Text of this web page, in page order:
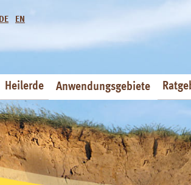
DE EN
Heilerde Anwendungsgebiete